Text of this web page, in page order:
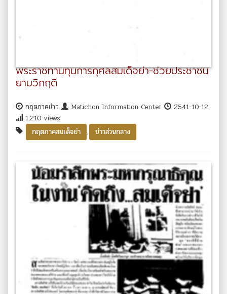
พระราชทานทุนการกุศลสมเด็จย่า-ช่วยประชาชน
ยามวิกฤติ
กฤตภาคข่าว Matichon Information Center
2541-10-12
1,210 views
กฤตภาคสมเด็จย่า
, ข่าวส่วนกลาง